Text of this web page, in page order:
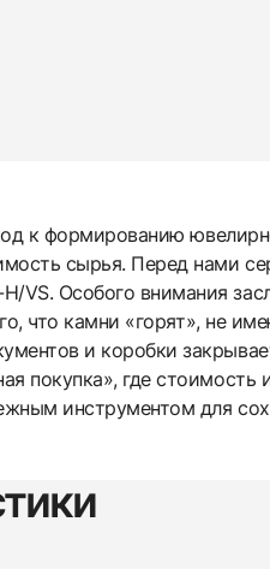
к формированию
сырья. Перед нами
VS. Особого внимания
что камни «горят», не
и коробки
покупка», где стоимость
инструментом для